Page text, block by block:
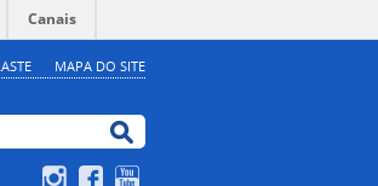
Canais
MAPA DO SITE
Buscar no portal
InstagramFacebook